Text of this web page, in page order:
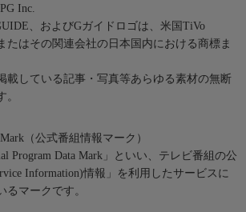
Inc.
、およびGガイドロゴは、米国TiVo
たはその関連会社の日本国内における商標ま
載している記事・写真等あらゆる素材の無断
（公式番組情報マーク）
Program Data Mark」といい、テレビ番組の公
Information)情報」を利用したサービスに
るマークです。